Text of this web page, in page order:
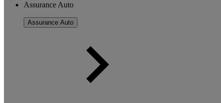
Assurance Auto
Assurance Auto